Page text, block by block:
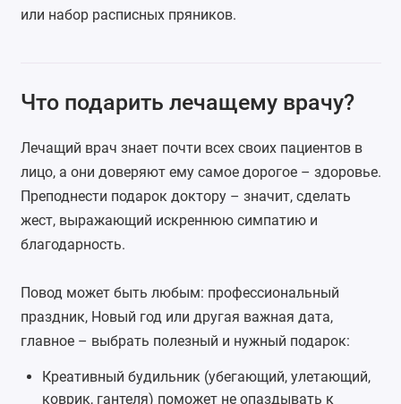
или набор расписных пряников.
Что подарить лечащему врачу?
Лечащий врач знает почти всех своих пациентов в
лицо, а они доверяют ему самое дорогое – здоровье.
Преподнести подарок доктору – значит, сделать
жест, выражающий искреннюю симпатию и
благодарность.
Повод может быть любым: профессиональный
праздник, Новый год или другая важная дата,
главное – выбрать полезный и нужный подарок:
Креативный будильник (убегающий, улетающий,
коврик, гантеля) поможет не опаздывать к